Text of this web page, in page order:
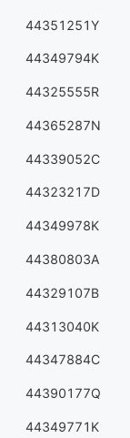
44351251Y
44349794K
44325555R
44365287N
44339052C
44323217D
44349978K
44380803A
44329107B
44313040K
44347884C
44390177Q
44349771K